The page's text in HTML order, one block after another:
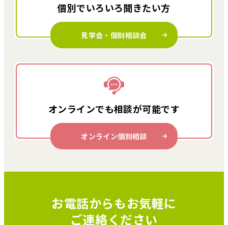
個別でいろいろ聞きたい方
見学会・個別相談会
オンラインでも相談が可能です
オンライン個別相談
お電話からもお気軽に
ご連絡ください